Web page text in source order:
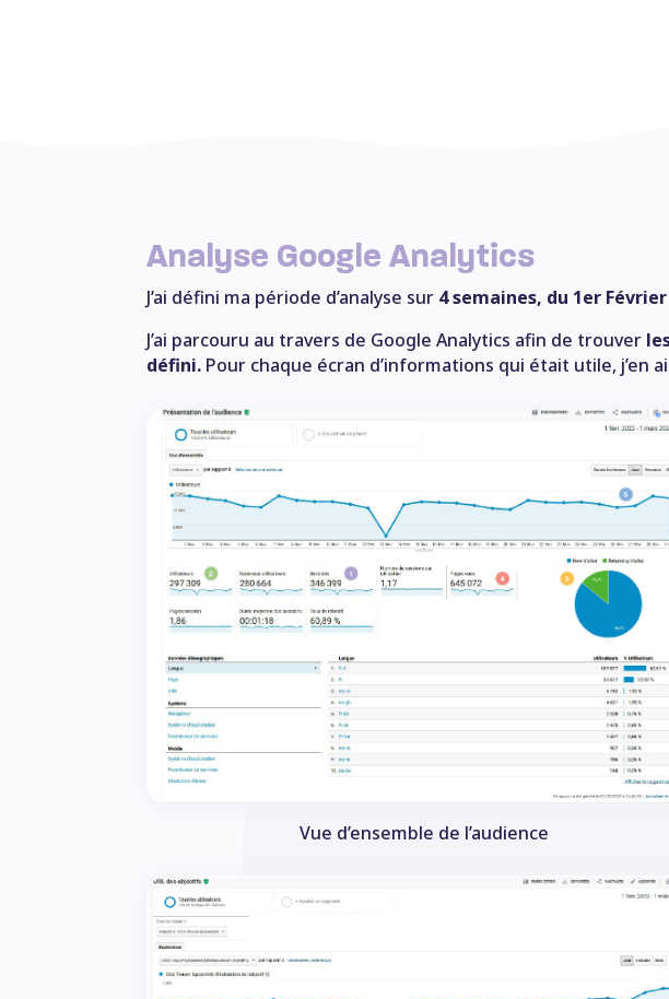
Analyse Google Analytics
J’ai défini ma période d’analyse sur 4 semaines, du 1er
J’ai parcouru au travers de Google Analytics afin de trouver
défini. Pour chaque écran d’informations qui était utile, j’en
Vue d’ensemble de l’audience